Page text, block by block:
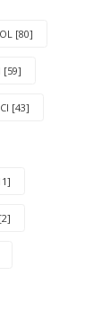
[80]
[59]
[43]